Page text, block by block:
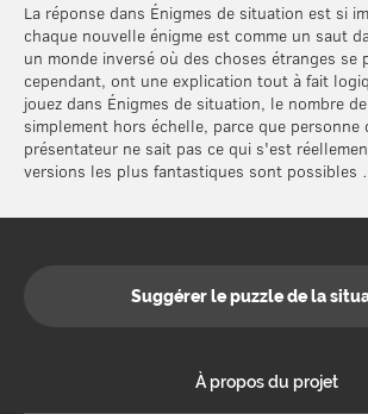
La réponse dans Énigmes de situation est si
chaque nouvelle énigme est comme un saut
un monde inversé où des choses étranges se
cependant, ont une explication tout à fait
jouez dans Énigmes de situation, le nombre
simplement hors échelle, parce que personne
présentateur ne sait pas ce qui s'est
versions les plus fantastiques sont possibles
Suggérer le puzzle de la
À propos du projet